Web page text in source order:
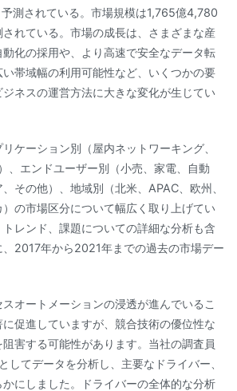
測されている。市場規模は1,765億4,780
れている。市場の成長は、さまざまな産
化の採用や、より高速で安全なデータ転
帯域幅の利用可能性など、いくつかの要
ネスの運営方法に大きな変化が生じてい
ケーション別（屋内ネットワーキング、
、エンドユーザー別（小売、家電、自動
その他）、地域別（北米、APAC、欧州、
の市場区分について幅広く取り上げてい
レンド、課題についての詳細な分析も含
、2017年から2021年までの過去の市場デー
オートメーションの浸透が進んでいるこ
促進していますが、競合技術の優位性な
害する可能性があります。当社の調査員
してデータを分析し、主要なドライバー、
かにしました。ドライバーの全体的な分析